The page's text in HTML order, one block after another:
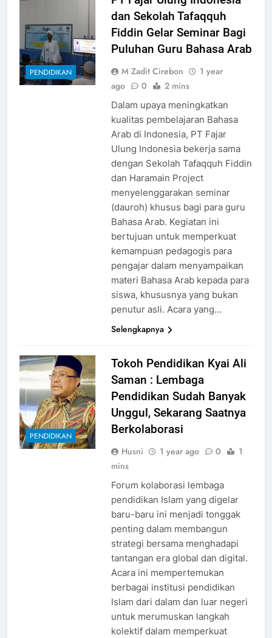
PENDIDIKAN
dan Sekolah Tafaqquh
Fiddin Gelar Seminar Bagi
Puluhan Guru Bahasa Arab
M Zadit Cirebon
1 year
ago
0 2 mins
Dalam upaya meningkatkan
kualitas pembelajaran Bahasa
Arab di Indonesia, PT Fajar
Ulung Indonesia bekerja sama
dengan Sekolah Tafaqquh Fiddin
dan Haramain Project
menyelenggarakan seminar
(dauroh) khusus bagi para guru
Bahasa Arab. Kegiatan ini
bertujuan untuk memperkuat
kemampuan pedagogis para
pengajar dalam menyampaikan
materi Bahasa Arab kepada para
siswa, khususnya yang bukan
penutur asli. Acara yang…
Selengkapnya
PENDIDIKAN
Tokoh Pendidikan Kyai Ali
Saman : Lembaga
Pendidikan Sudah Banyak
Unggul, Sekarang Saatnya
Berkolaborasi
Husni 1 year ago 0
1
mins
Forum kolaborasi lembaga
pendidikan Islam yang digelar
baru-baru ini menjadi tonggak
penting dalam membangun
strategi bersama menghadapi
tantangan era global dan digital.
Acara ini mempertemukan
berbagai institusi pendidikan
Islam dari dalam dan luar negeri
untuk merumuskan langkah
kolektif dalam memperkuat